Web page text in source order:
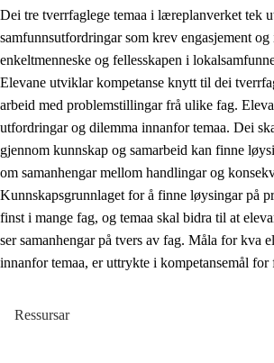
2. Prinsipp for læring, utvikling og
Sosial læring og utvikling
2.2 Kompetanse i faga
2.3 Grunnleggjande ferdigheiter
2.4 Å lære å lære
Tverrfaglege tema
2.5 Tverrfaglege tema
2.5.2
Dei tre tverrfaglege temaa i læreplanverket tek
samfunnsutfordringar som krev engasjement og
enkeltmenneske og fellesskapen i
Elevane utviklar kompetanse knytt til dei
arbeid med problemstillingar frå ulike fag.
utfordringar og dilemma innanfor temaa. Dei
gjennom kunnskap og samarbeid kan finne
om samanhengar mellom handlingar og
Kunnskapsgrunnlaget for å finne løysingar på
finst i mange fag, og temaa skal bidra til at
ser samanhengar på tvers av fag. Måla for kva
innanfor temaa, er uttrykte i kompetansemål for
Ressursar